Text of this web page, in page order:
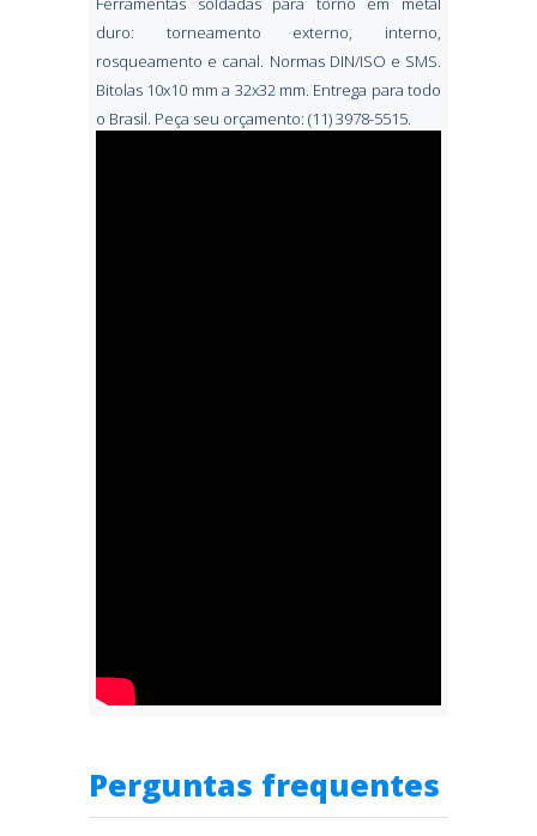
duro: torneamento externo, interno,
rosqueamento e canal. Normas DIN/ISO e SMS.
Bitolas 10x10 mm a 32x32 mm. Entrega para todo
o Brasil. Peça seu orçamento: (11) 3978-5515.
Perguntas frequentes